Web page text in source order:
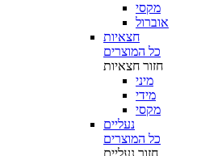
מקסי
אוברול
חצאיות
כל המוצרים
חזור חצאיות
מיני
מידי
מקסי
נעליים
כל המוצרים
חזור נעליים